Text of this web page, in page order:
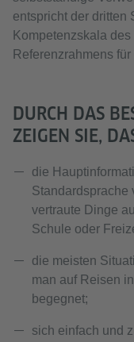
entspricht der dritten
Kompetenzskala
Referenzrahmens
DURCH DAS
ZEIGEN SIE,
die
Standardsprache
vertraute Dinge
Schule oder
die meisten
man auf Reisen
begegnet;
sich einfach und